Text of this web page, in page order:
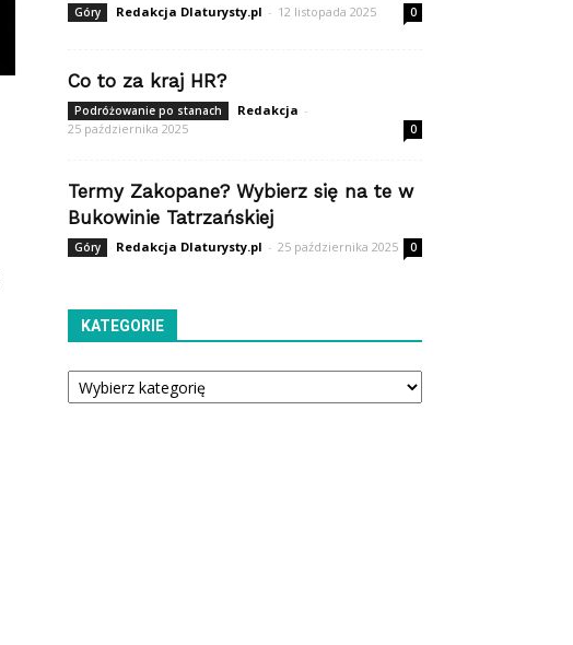
Góry Redakcja Dlaturysty.pl - 12 listopada 2025 0
Co to za kraj HR?
Podróżowanie po stanach Redakcja -
25 października 2025
0
Termy Zakopane? Wybierz się na te w
Bukowinie Tatrzańskiej
Góry Redakcja Dlaturysty.pl - 25 października 2025 0
KATEGORIE
Kategorie